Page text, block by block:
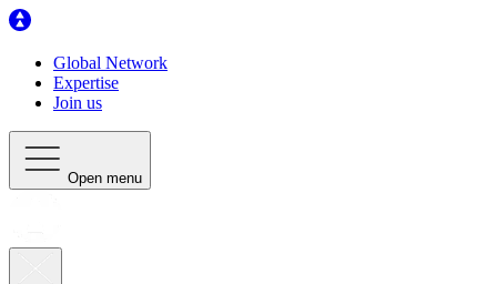
Global Network
Expertise
Join us
Open menu